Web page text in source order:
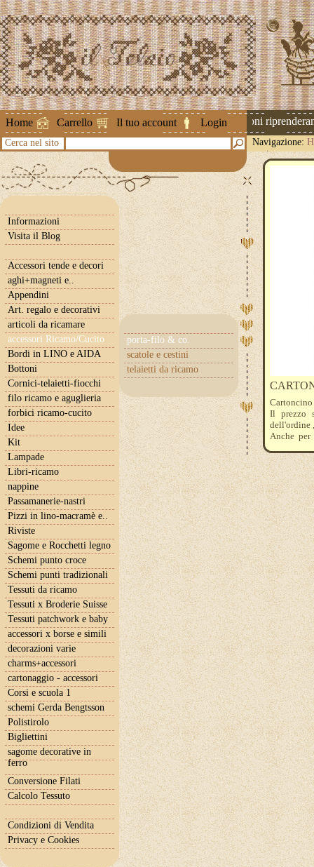
Home Carrello Il tuo account Login
Attenzione ! Le spedizioni
Cerca nel sito Navigazione:
neutre
Informazioni
Visita il Blog
Accessori tende e decori
aghi+magneti e..
Appendini
Art. regalo e decorativi
articoli da ricamare
accessori Ricamo/Cucito
porta-filo & co.
scatole e cestini
telaietti da ricamo
Bordi in LINO e AIDA
Bottoni
Cornici-telaietti-fiocchi
filo ricamo e aguglieria
forbici ricamo-cucito
Idee
Kit
Lampade
Libri-ricamo
nappine
Passamanerie-nastri
Pizzi in lino-macramè e..
Riviste
Sagome e Rocchetti legno
Schemi punto croce
Schemi punti tradizionali
Tessuti da ricamo
Tessuti x Broderie Suisse
Tessuti patchwork e baby
accessori x borse e simili
decorazioni varie
charms+accessori
cartonaggio - accessori
Corsi e scuola 1
schemi Gerda Bengtsson
Polistirolo
Bigliettini
sagome decorative in
ferro
Conversione Filati
Calcolo Tessuto
Condizioni di Vendita
Privacy e Cookies
Il prezzo
dell'ordine
Anche